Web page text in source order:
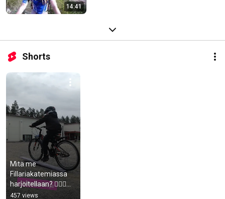
14:41
Shorts
Mitä me
Fillariakatemiassa
harjoitellaan? 🚴🏿‍♀️💚
🚴🏻‍♂️💙🚴🏻
457 views